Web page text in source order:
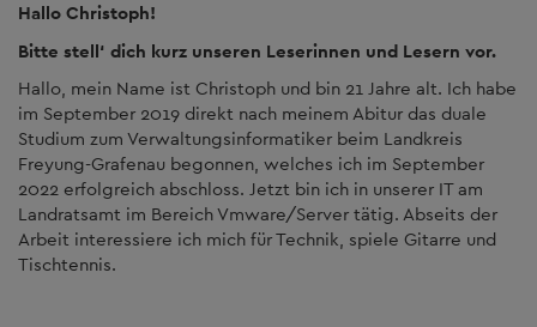
Hallo Christoph!
Bitte stell‘ dich kurz unseren Leserinnen und Lesern vor.
Hallo, mein Name ist Christoph und bin 21 Jahre alt. Ich habe
im September 2019 direkt nach meinem Abitur das duale
Studium zum Verwaltungsinformatiker beim Landkreis
Freyung-Grafenau begonnen, welches ich im September
2022 erfolgreich abschloss. Jetzt bin ich in unserer IT am
Landratsamt im Bereich Vmware/Server tätig. Abseits der
Arbeit interessiere ich mich für Technik, spiele Gitarre und
Tischtennis.